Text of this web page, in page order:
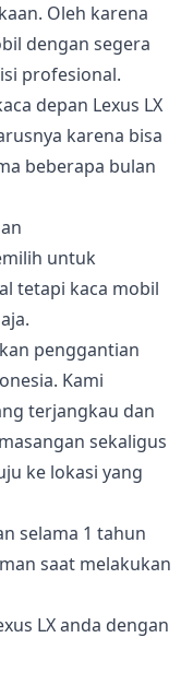
Oleh karena
dengan segera
profesional.
depan Lexus LX
karena bisa
beberapa bulan
untuk
tetapi kaca mobil
penggantian
Kami
terjangkau dan
sekaligus
ke lokasi yang
selama 1 tahun
saat melakukan
LX anda dengan